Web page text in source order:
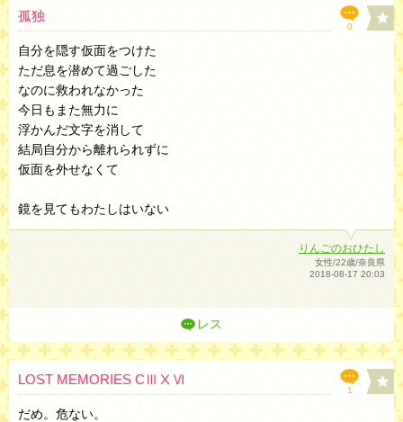
0
孤独
自分を隠す仮面をつけた
ただ息を潜めて過ごした
なのに救われなかった
今日もまた無力に
浮かんだ文字を消して
結局自分から離れられずに
仮面を外せなくて
鏡を見てもわたしはいない
りんごのおひたし
女性/22歳/奈良県
2018-08-17 20:03
レス
1
LOST MEMORIES CⅢⅩⅥ
だめ。危ない。